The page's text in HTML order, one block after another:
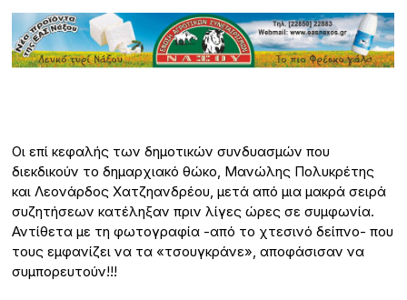
Οι επί κεφαλής των δημοτικών συνδυασμών που
διεκδικούν το δημαρχιακό θώκο, Μανώλης Πολυκρέτης
και Λεονάρδος Χατζηανδρέου, μετά από μια μακρά σειρά
συζητήσεων κατέληξαν πριν λίγες ώρες σε συμφωνία.
Αντίθετα με τη φωτογραφία -από το χτεσινό δείπνο- που
τους εμφανίζει να τα «τσουγκράνε», αποφάσισαν να
συμπορευτούν!!!